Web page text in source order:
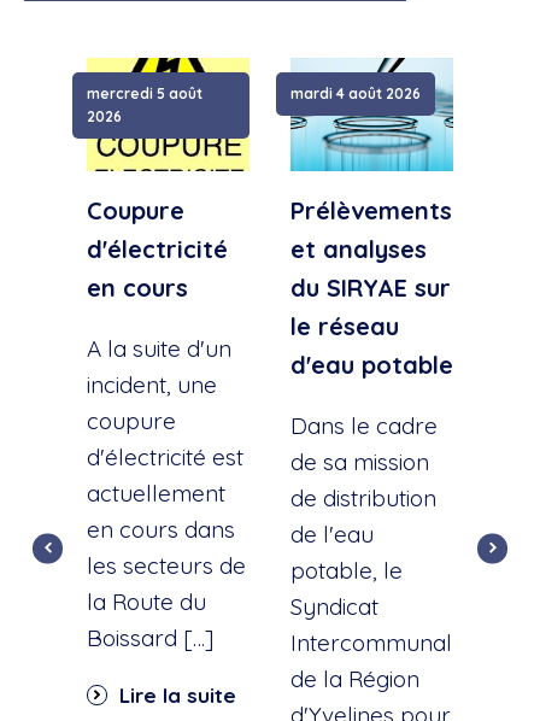
mercredi 5 août
2026
Coupure
d'électricité
en cours
A la suite d'un
incident, une
coupure
d'électricité est
actuellement
en cours dans
les secteurs de
la Route du
Boissard […]
Lire la suite
mardi 4 août 2026
Prélèvements
et analyses
du SIRYAE sur
le réseau
d'eau potable
Dans le cadre
de sa mission
de distribution
de l'eau
potable, le
Syndicat
Intercommunal
de la Région